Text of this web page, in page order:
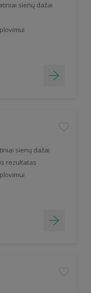
sienų dažai
sienų dažai
rezultatas